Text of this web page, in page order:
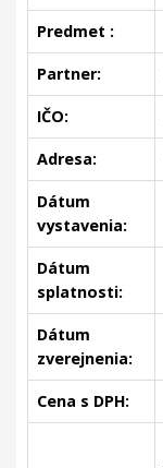
Predmet :
Partner:
IČO:
Adresa:
Dátum
vystavenia:
Dátum
splatnosti:
Dátum
zverejnenia:
Cena s DPH: